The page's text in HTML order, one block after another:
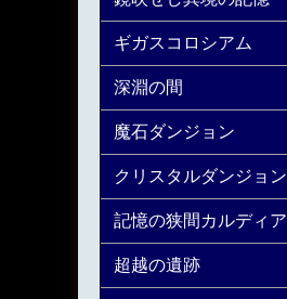
ギガスコロシアム
深淵の間
魔石ダンジョン
クリスタルダンジョン
記憶の狭間カルディア
超越の遺跡